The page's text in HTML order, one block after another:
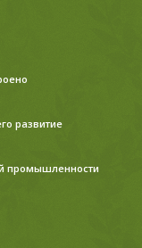
развитие
промышленности